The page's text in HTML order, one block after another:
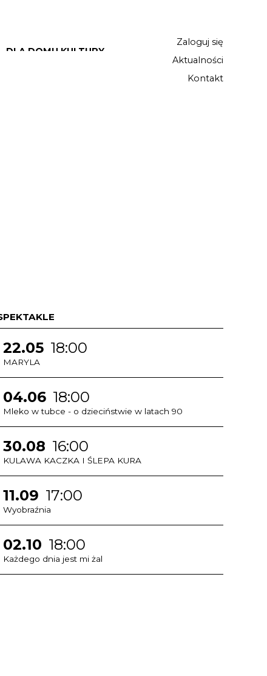
DLA DOMU KULTURY
Zaloguj się
Aktualności
Kontakt
22.05 18:00
MARYLA
04.06 18:00
Mleko w tubce - o dzieciństwie w latach 90
30.08 16:00
KULAWA KACZKA I ŚLEPA KURA
11.09 17:00
Wyobraźnia
02.10 18:00
Każdego dnia jest mi żal